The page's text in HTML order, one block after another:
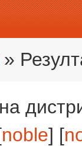
»
noble] [